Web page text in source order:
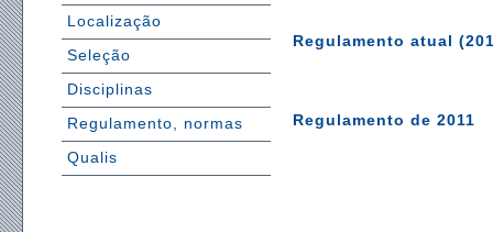
Localização
Seleção
Disciplinas
Regulamento, normas
Qualis
Regulamento atual
Regulamento de 2011